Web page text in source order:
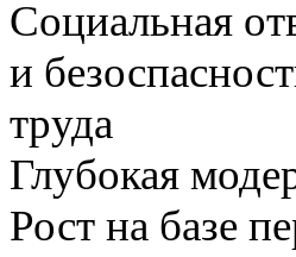
Социальная
и
труда
Глубокая
Рост на базе